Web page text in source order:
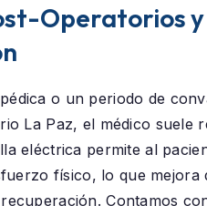
Operatorios y
o un periodo de
La Paz, el médico suele
eléctrica permite al
físico, lo que mejora
Contamos